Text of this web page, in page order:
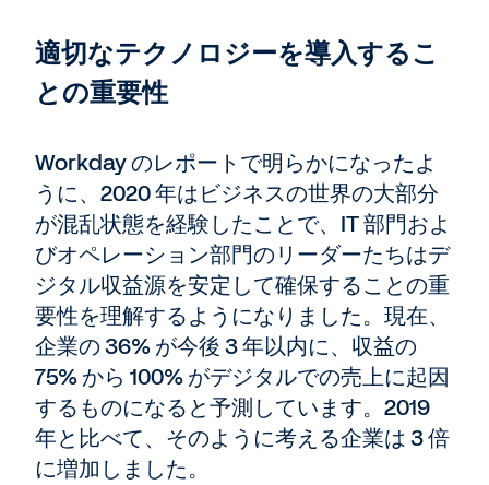
適切なテクノロジーを導入するこ
との重要性
Workday のレポートで明らかになったよ
うに、2020 年はビジネスの世界の大部分
が混乱状態を経験したことで、IT 部門およ
びオペレーション部門のリーダーたちはデ
ジタル収益源を安定して確保することの重
要性を理解するようになりました。現在、
企業の 36% が今後 3 年以内に、収益の
75% から 100% がデジタルでの売上に起因
するものになると予測しています。2019
年と比べて、そのように考える企業は 3 倍
に増加しました。